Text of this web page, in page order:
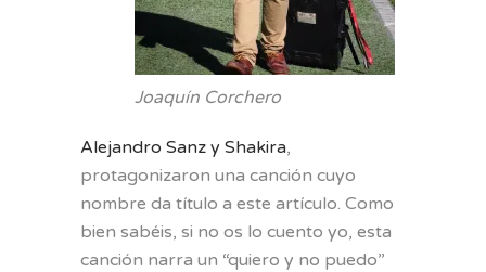
Joaquín Corchero
Alejandro Sanz y Shakira,
protagonizaron una canción cuyo
nombre da título a este artículo. Como
bien sabéis, si no os lo cuento yo, esta
canción narra un “quiero y no puedo”